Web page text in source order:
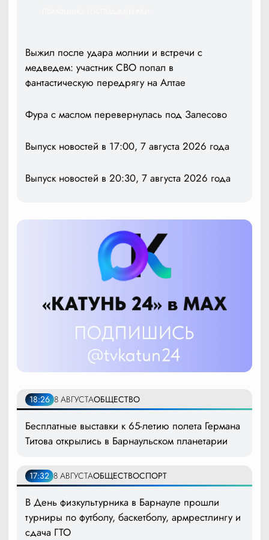
Выжил после удара молнии и встречи с
медведем: участник СВО попал в
фантастическую передрягу на Алтае
Фура с маслом перевернулась под Залесово
Выпуск новостей в 17:00, 7 августа 2026 года
Выпуск новостей в 20:30, 7 августа 2026 года
18:26 8 АВГУСТАОБЩЕСТВО
Бесплатные выставки к 65-летию полета Германа
Титова открылись в Барнаульском планетарии
17:32 8 АВГУСТАОБЩЕСТВОСПОРТ
В День физкультурника в Барнауле прошли
турниры по футболу, баскетболу, армрестлингу и
сдача ГТО